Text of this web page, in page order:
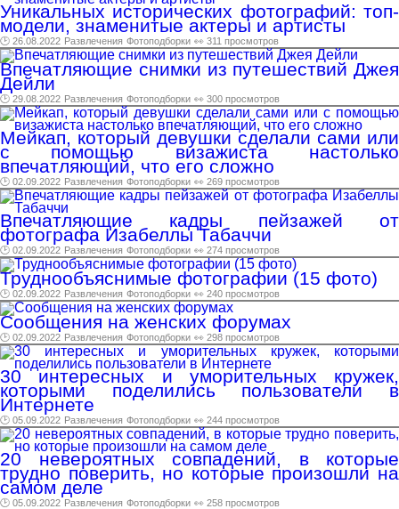
Уникальных исторических фотографий: топ-
модели, знаменитые актеры и артисты
🕑 26.08.2022 Развлечения Фотоподборки 👀 311 просмотров
Впечатляющие снимки из путешествий Джея
Дейли
🕑 29.08.2022 Развлечения Фотоподборки 👀 300 просмотров
Мейкап, который девушки сделали сами или
с помощью визажиста настолько
впечатляющий, что его сложно
🕑 02.09.2022 Развлечения Фотоподборки 👀 269 просмотров
Впечатляющие кадры пейзажей от
фотографа Изабеллы Табаччи
🕑 02.09.2022 Развлечения Фотоподборки 👀 274 просмотров
Труднообъяснимые фотографии (15 фото)
🕑 02.09.2022 Развлечения Фотоподборки 👀 240 просмотров
Сообщения на женских форумах
🕑 02.09.2022 Развлечения Фотоподборки 👀 298 просмотров
30 интересных и уморительных кружек,
которыми поделились пользователи в
Интернете
🕑 05.09.2022 Развлечения Фотоподборки 👀 244 просмотров
20 невероятных совпадений, в которые
трудно поверить, но которые произошли на
самом деле
🕑 05.09.2022 Развлечения Фотоподборки 👀 258 просмотров